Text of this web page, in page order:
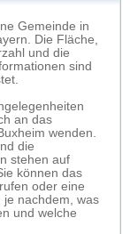
Gemeinde in
Die Fläche,
und die
sind
an das
wenden.
die
stehen auf
können das
oder eine
je nachdem, was
und welche